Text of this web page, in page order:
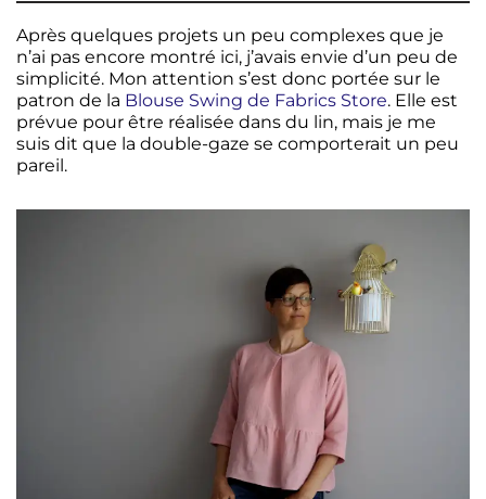
Après quelques projets un peu complexes que je
n’ai pas encore montré ici, j’avais envie d’un peu de
simplicité. Mon attention s’est donc portée sur le
patron de la Blouse Swing de Fabrics Store. Elle est
prévue pour être réalisée dans du lin, mais je me
suis dit que la double-gaze se comporterait un peu
pareil.